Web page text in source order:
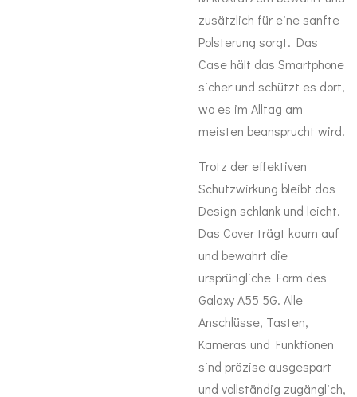
zusätzlich für eine sanfte
Polsterung sorgt. Das
Case hält das Smartphone
sicher und schützt es dort,
wo es im Alltag am
meisten beansprucht wird.
Trotz der effektiven
Schutzwirkung bleibt das
Design schlank und leicht.
Das Cover trägt kaum auf
und bewahrt die
ursprüngliche Form des
Galaxy A55 5G. Alle
Anschlüsse, Tasten,
Kameras und Funktionen
sind präzise ausgespart
und vollständig zugänglich,